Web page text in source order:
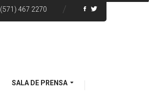
(571) 467 2270
SALA DE PRENSA